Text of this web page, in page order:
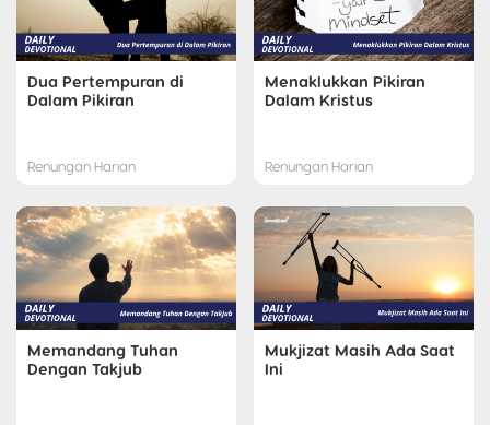
Dua Pertempuran di
Dalam Pikiran
Renungan Harian
Menaklukkan Pikiran
Dalam Kristus
Renungan Harian
Memandang Tuhan
Dengan Takjub
Mukjizat Masih Ada Saat
Ini